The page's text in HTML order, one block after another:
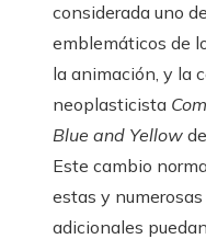
considerada uno
emblemáticos de
la animación, y la
neoplasticista
Blue and Yellow
Este cambio
estas y
adicionales